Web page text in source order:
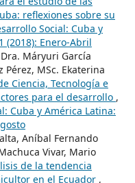
reflexiones sobre su
Social: Cuba y
(2018): Enero-Abril
Máryuri García
Pérez, MSc. Ekaterina
Ciencia, Tecnología e
para el desarrollo ,
Cuba y América Latina:
Aníbal Fernando
Vivar, Mario
de la tendencia
en el Ecuador ,